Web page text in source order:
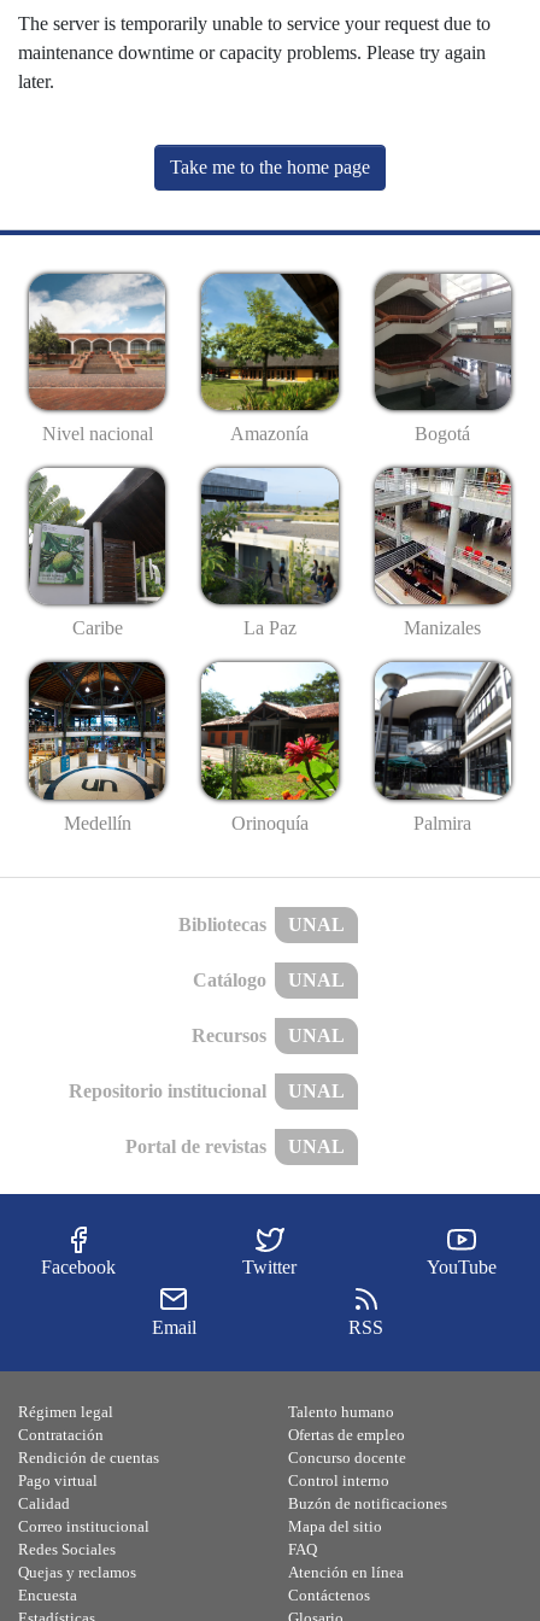
The server is temporarily unable to service your request due to
maintenance downtime or capacity problems. Please try again
later.
Take me to the home page
Nivel nacional Amazonía Bogotá
Caribe La Paz Manizales
Medellín Orinoquía Palmira
Bibliotecas UNAL
Catálogo UNAL
Recursos UNAL
Repositorio institucional UNAL
Portal de revistas UNAL
Facebook Twitter YouTube
Email RSS
Régimen legal
Contratación
Rendición de cuentas
Pago virtual
Calidad
Talento humano
Ofertas de empleo
Concurso docente
Control interno
Buzón de notificaciones
Correo institucional
Redes Sociales
Quejas y reclamos
Encuesta
Mapa del sitio
FAQ
Atención en línea
Contáctenos